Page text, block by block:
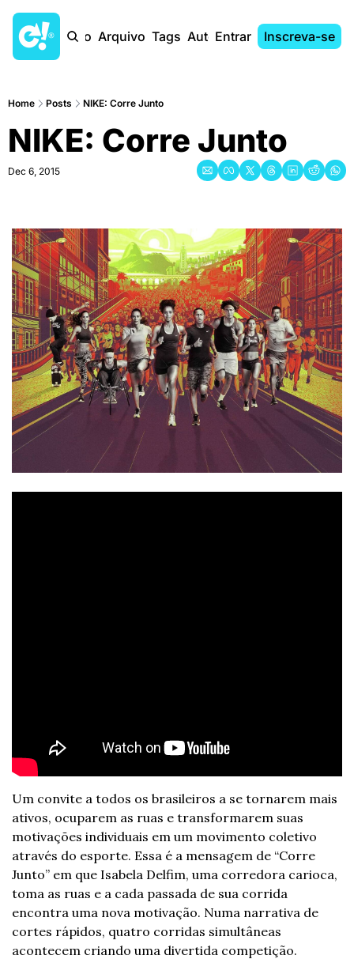
Início Arquivo Tags AutoresEntrar Inscreva-se
Home Posts NIKE: Corre Junto
NIKE: Corre Junto
Dec 6, 2015
Um convite a todos os brasileiros a se tornarem mais
ativos, ocuparem as ruas e transformarem suas
motivações individuais em um movimento coletivo
através do esporte. Essa é a mensagem de “Corre
Junto” em que Isabela Delfim, uma corredora carioca,
toma as ruas e a cada passada de sua corrida
encontra uma nova motivação. Numa narrativa de
cortes rápidos, quatro corridas simultâneas
acontecem criando uma divertida competição.